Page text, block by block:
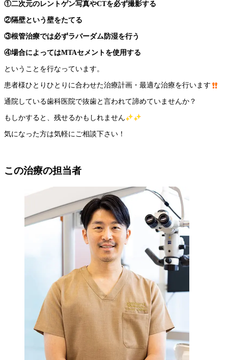
①二次元のレントゲン写真やCTを必ず撮影する
②隔壁という壁をたてる
③根管治療では必ずラバーダム防湿を行う
④場合によってはMTAセメントを使用する
ということを行なっています。
患者様ひとりひとりに合わせた治療計画・最適な治療を行います
通院している歯科医院で抜歯と言われて諦めていませんか？
もしかすると、残せるかもしれません
気になった方は気軽にご相談下さい！
この治療の担当者